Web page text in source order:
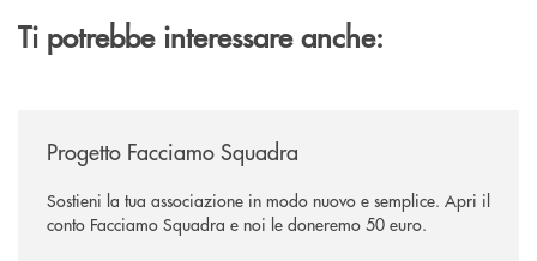
Ti potrebbe interessare anche:
Progetto Facciamo Squadra
Sostieni la tua associazione in modo nuovo e semplice. Apri il
conto Facciamo Squadra e noi le doneremo 50 euro.